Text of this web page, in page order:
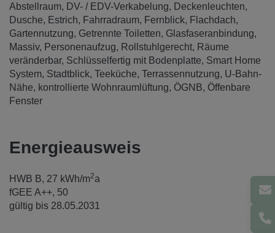
Abstellraum DV- / EDV-Verkabelung
Deckenleuchten
Dusche
Estrich Fahrradraum Fernblick
Flachdach
Gartennutzung Getrennte Toiletten Glasfaseranbindung
Massiv
Personenaufzug Rollstuhlgerecht
Räume
veränderbar Schlüsselfertig mit Bodenplatte Smart Home
System Stadtblick Teeküche Terrassennutzung U-Bahn-
Nähe
kontrollierte Wohnraumlüftung ÖGNB Öffenbare
Fenster
Energieausweis
HWB B, 27 kWh/m2a
fGEE A++, 50
gültig bis 28.05.2031